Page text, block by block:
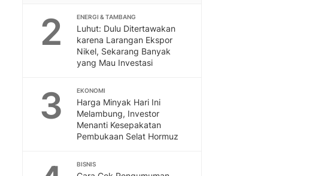
2 ENERGI & TAMBANG
Luhut: Dulu Ditertawakan
karena Larangan Ekspor
Nikel, Sekarang Banyak
yang Mau Investasi
3 EKONOMI
Harga Minyak Hari Ini
Melambung, Investor
Menanti Kesepakatan
Pembukaan Selat Hormuz
BISNIS